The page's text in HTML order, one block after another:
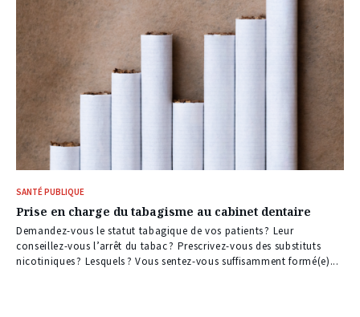
SANTÉ PUBLIQUE
Prise en charge du tabagisme au cabinet dentaire
Demandez-vous le statut tabagique de vos patients ? Leur
conseillez-vous l’arrêt du tabac ? Prescrivez-vous des substituts
nicotiniques ? Lesquels ? Vous sentez-vous suffisamment formé(e)...